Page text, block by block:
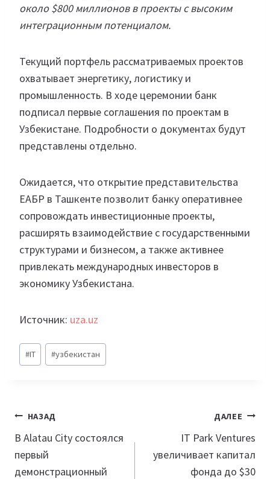
около $800 миллионов в проекты с высоким
интеграционным потенциалом.
Текущий портфель рассматриваемых проектов
охватывает энергетику, логистику и
промышленность. В ходе церемонии банк
подписал первые соглашения по проектам в
Узбекистане. Подробности о документах будут
представлены отдельно.
Ожидается, что открытие представительства
ЕАБР в Ташкенте позволит банку оперативнее
сопровождать инвестиционные проекты,
расширять взаимодействие с государственными
структурами и бизнесом, а также активнее
привлекать международных инвесторов в
экономику Узбекистана.
Источник: uza.uz
Метки
записи:
#IT #узбекистан
Навигация
по
записям
НАЗАД
В Alatau City состоялся
первый
демонстрационный
ДАЛЕЕ
IT Park Ventures
увеличивает капитал
фонда до $30